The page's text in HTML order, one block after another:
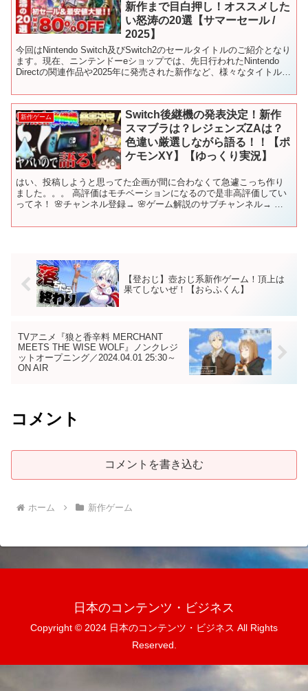
新作まで目白押し！オススメした
い怒涛の20選【サマーセール /
2025】
今回はNintendo Switch及びSwitch2のセールタイトルのご紹介となり
ます。現在、ニンテンドーeショップでは、先日行われたNintendo
Directの関連作品や2025年に発売された新作など、様々なタイトルが
新作ゲーム
Switch後継機の発表決定！新作
スマブラは？レジェンズZAは？
色違い厳選しながら語る！！【ポ
ケモンXY】【ゆっくり実況】
はい、投稿しようと思ってた企画が間に合わなくて急遽こっち作り
ました。。。 高評価はモチベーションになるので是非高評価してい
ってネ！ 🌸チャンネル登録→ 🌸ゲーム解説のサブチャンネル→ 🌸
【登おじ】壺おじ系新作ゲーム！頂上は
果てしないぜ！【おらふくん】
TVアニメ『狼と香辛料 MERCHANT
MEETS THE WISE WOLF』ノンクレジ
ットオープニング／2024.04.01 25:30～
ON AIR
コメント
コメントを書き込む
ホーム 新作ゲーム
日本のコンテンツ・ビジネス
Copyright © 2024 日本のコンテンツ・ビジネス All Rights
Reserved.